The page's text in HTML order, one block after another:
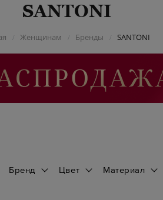
SANTONI
/ Женщинам / Бренды / SANTONI
Бренд Цвет Материал